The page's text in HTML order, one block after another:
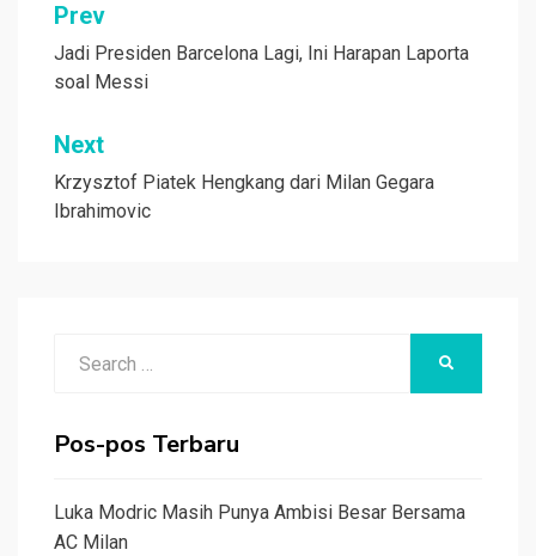
Navigasi
pos
Prev
Jadi Presiden Barcelona Lagi, Ini Harapan Laporta
soal Messi
Next
Krzysztof Piatek Hengkang dari Milan Gegara
Ibrahimovic
Pos-pos Terbaru
Luka Modric Masih Punya Ambisi Besar Bersama
AC Milan